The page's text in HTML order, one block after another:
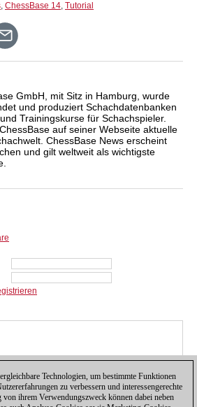
, ChessBase 14, Tutorial
GmbH, mit Sitz in Hamburg, wurde
und produziert Schachdatenbanken
Trainingskurse für Schachspieler.
auf seiner Webseite aktuelle
ChessBase News erscheint
und gilt weltweit als wichtigste
Technologien, um bestimmte Funktionen
zu verbessern und interessengerechte
von ihrem Verwendungszweck können dabei neben